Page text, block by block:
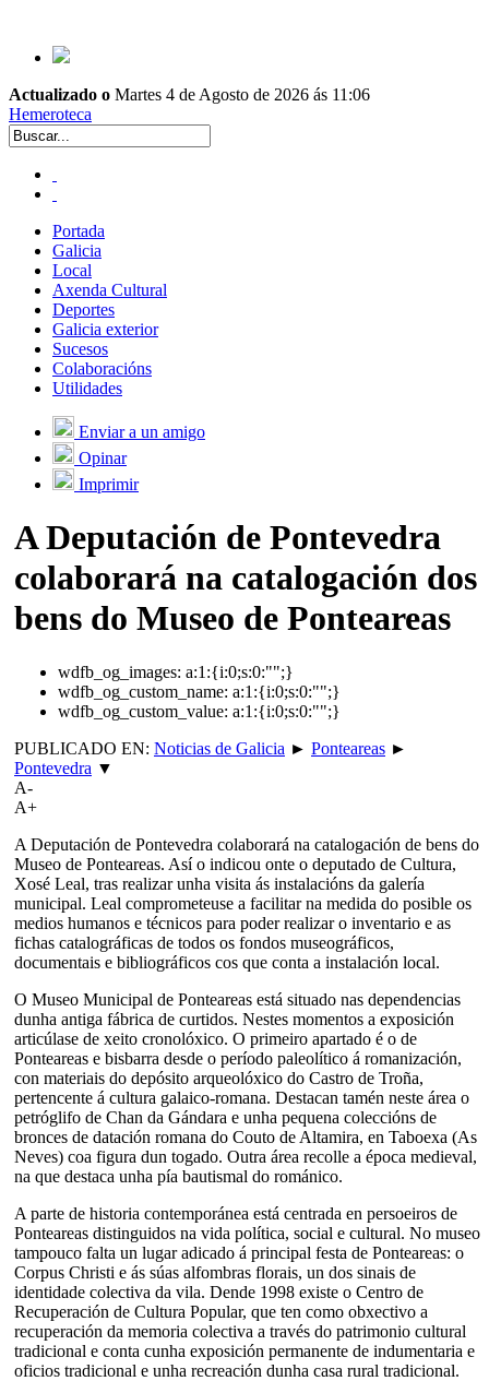
Actualizado o Martes 4 de Agosto de 2026 ás 11:06
Hemeroteca
Portada
Galicia
Local
Axenda Cultural
Deportes
Galicia exterior
Sucesos
Colaboracións
Utilidades
Enviar a un amigo
Opinar
Imprimir
A Deputación de Pontevedra
colaborará na catalogación dos
bens do Museo de Ponteareas
wdfb_og_images: a:1:{i:0;s:0:"";}
wdfb_og_custom_name: a:1:{i:0;s:0:"";}
wdfb_og_custom_value: a:1:{i:0;s:0:"";}
PUBLICADO EN: Noticias de Galicia ► Ponteareas ►
Pontevedra ▼
A-
A+
A Deputación de Pontevedra colaborará na catalogación de bens do
Museo de Ponteareas. Así o indicou onte o deputado de Cultura,
Xosé Leal, tras realizar unha visita ás instalacións da galería
municipal. Leal comprometeuse a facilitar na medida do posible os
medios humanos e técnicos para poder realizar o inventario e as
fichas catalográficas de todos os fondos museográficos,
documentais e bibliográficos cos que conta a instalación local.
O Museo Municipal de Ponteareas está situado nas dependencias
dunha antiga fábrica de curtidos. Nestes momentos a exposición
articúlase de xeito cronolóxico. O primeiro apartado é o de
Ponteareas e bisbarra desde o período paleolítico á romanización,
con materiais do depósito arqueolóxico do Castro de Troña,
pertencente á cultura galaico-romana. Destacan tamén neste área o
petróglifo de Chan da Gándara e unha pequena coleccións de
bronces de datación romana do Couto de Altamira, en Taboexa (As
Neves) coa figura dun togado. Outra área recolle a época medieval,
na que destaca unha pía bautismal do románico.
A parte de historia contemporánea está centrada en persoeiros de
Ponteareas distinguidos na vida política, social e cultural. No museo
tampouco falta un lugar adicado á principal festa de Ponteareas: o
Corpus Christi e ás súas alfombras florais, un dos sinais de
identidade colectiva da vila. Dende 1998 existe o Centro de
Recuperación de Cultura Popular, que ten como obxectivo a
recuperación da memoria colectiva a través do patrimonio cultural
tradicional e conta cunha exposición permanente de indumentaria e
oficios tradicional e unha recreación dunha casa rural tradicional.